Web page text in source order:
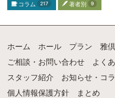
コラム 217 著者別 9
ホーム ホール プラン
雅
ご相談・お問い合わせ
よく
スタッフ紹介
お知らせ・コ
個人情報保護方針
まとめ